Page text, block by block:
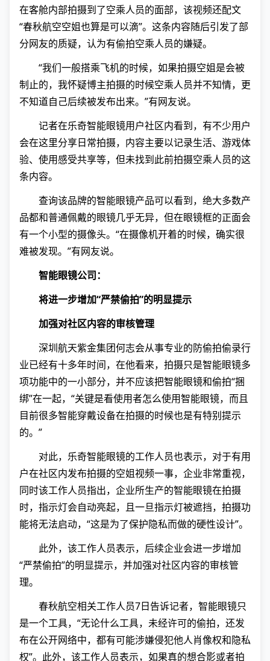
在客舱内部拍摄到了空乘人员的面部，该视频还配文
“春秋航空空姐也算是可以滴”。这条内容随后引发了部
分网友的质疑，认为有偷拍空乘人员的嫌疑。
“我们一般搭乘飞机的时候，如果拍摄空姐是会被
制止的，我怀疑博主拍摄的时候空乘人员并不知情，更
不知道自己后续被发布出来。”有网友说。
记者在乐奇智能眼镜用户社区内看到，有不少用户
会在这里分享日常拍摄，内容主要以记录生活、游戏体
验、使用感受共享等，但未找到此前拍摄空乘人员的这
条内容。
查询该品牌的智能眼镜产品可以看到，绝大多数产
品都和普通佩戴的眼镜几乎无异，但在眼镜框的正面会
有一个小型的摄像头。“在摄像机开着的时候，确实很
难被发现。”有网友说。
智能眼镜公司：
将进一步增加“严禁偷拍”的明显提示
加强对社区内容的审核管理
深圳航天紫金集团何志会从事专业的防偷拍偷录行
业已经有十多年时间，在他看来，拍摄只是智能眼镜多
项功能中的一小部分，并不应该把智能眼镜和偷拍“捆
绑”在一起，“关键是看使用者怎么使用智能眼镜，而且
目前很多智能穿戴设备在拍摄的时候也是有特别提示
的。”
对此，乐奇智能眼镜的工作人员也表示，对于有用
户在社区内发布拍摄的空姐视频一事，企业非常重视，
同时该工作人员指出，企业所生产的智能眼镜在拍摄
时，指示灯会自动亮起，且一旦指示灯被遮挡，拍摄功
能将无法启动，“这是为了保护隐私而做的硬性设计”。
此外，该工作人员表示，后续企业会进一步增加
“严禁偷拍”的明显提示，并加强对社区内容的审核管
理。
春秋航空相关工作人员7日告诉记者，智能眼镜只
是一个工具，“无论什么工具，未经许可的偷拍，还发
布在公开网络中，都有可能涉嫌侵犯他人肖像权和隐私
权”。此外，该工作人员表示，如果真的想合影或者拍